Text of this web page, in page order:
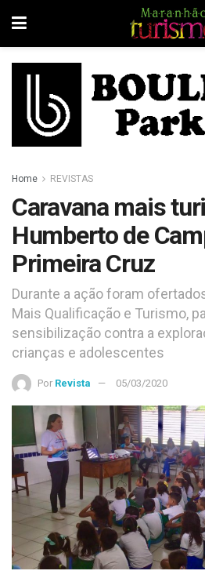
Home REVISTAS
Caravana mais
Humberto de
Primeira Cruz
Durante a ação foram
Mais Qualificação e Turismo,
sensibilização contra a
crianças e adolescentes
Por Revista 05/03/2020